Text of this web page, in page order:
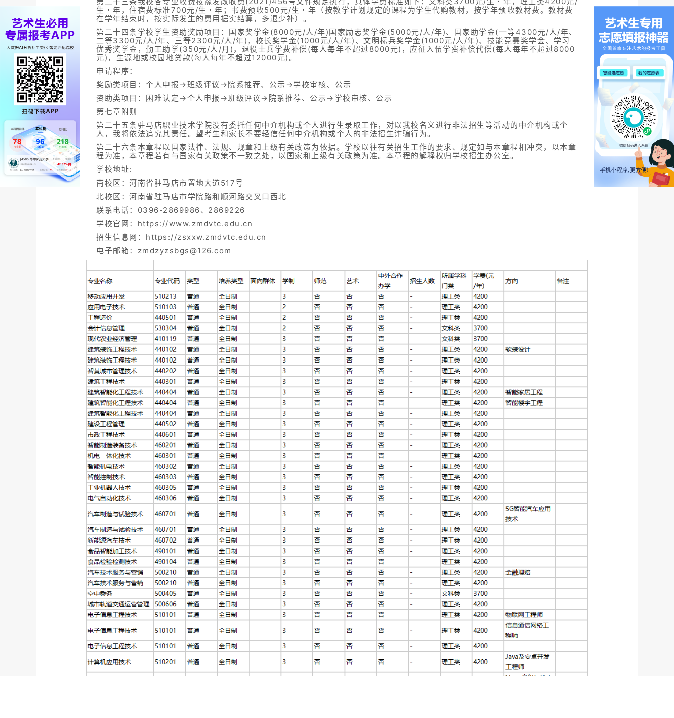
生・年，住宿费标准700元/生・年；书费预收500元/生・年（按教学计划规定的课程为学生代购教材，按学年预收教材费。教材费
在学年结束时，按实际发生的费用据实结算，多退少补）。
第二十四条学校学生资助奖励项目：国家奖学金(8000元/人/年)国家励志奖学金(5000元/人/年)、国家助学金(一等4300元/人/年、
二等3300元/人/年、三等2300元/人/年)，校长奖学金(1000元/人/年)、文明标兵奖学金(1000元/人/年)、技能竞赛奖学金、学习
优秀奖学金，勤工助学(350元/人/月)，退役士兵学费补偿(每人每年不超过8000元)，应征入伍学费补偿代偿(每人每年不超过8000
元)，生源地或校园地贷款(每人每年不超过12000元)。
申请程序：
奖励类项目：个人申报→班级评议→院系推荐、公示→学校审核、公示
资助类项目：困难认定→个人申报→班级评议→院系推荐、公示→学校审核、公示
第七章附则
第二十五条驻马店职业技术学院没有委托任何中介机构或个人进行生录取工作，对以我校名义进行非法招生等活动的中介机构或个
人，我将依法追究其责任。望考生和家长不要轻信任何中介机构或个人的非法招生诈骗行为。
第二十六条本章程以国家法律、法规、规章和上级有关政策为依据。学校以往有关招生工作的要求、规定如与本章程相冲突，以本章
程为准，本章程若有与国家有关政策不一致之处，以国家和上级有关政策为准。本章程的解释权归学校招生办公室。
学校地址:
南校区：河南省驻马店市置地大道517号
北校区：河南省驻马店市学院路和顺河路交叉口西北
联系电话：0396-2869986、2869226
学校官网：https://www.zmdvtc.edu.cn
招生信息网：https://zsxxw.zmdvtc.edu.cn
电子邮箱：zmdzyzsbgs@126.com